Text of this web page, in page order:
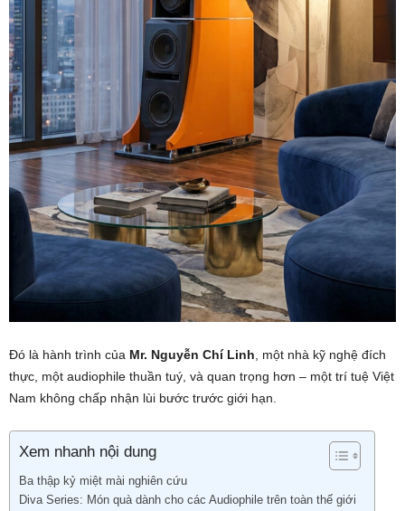
Đó là hành trình của Mr. Nguyễn Chí Linh , một nhà kỹ nghệ đích
thực, một audiophile thuần tuý, và quan trọng hơn – một trí tuệ Việt
Nam không chấp nhận lùi bước trước giới hạn.
Xem nhanh nội dung
Ba thập kỷ miệt mài nghiên cứu
Diva Series: Món quà dành cho các Audiophile trên toàn thế giới